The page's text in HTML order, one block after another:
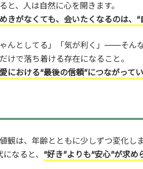
と、人は自然に心を開きます。
きがなくても、会いたくなるのは、“
ゃんとしてる」「気が利く」——そん
けで落ち着ける存在になること。
における“最後の信頼”につながってい
観は、年齢とともに少しずつ変化しま
なると、 “好き”よりも“安心”が求め